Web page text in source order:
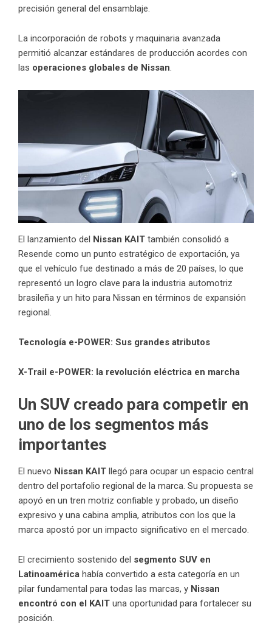
precisión general del ensamblaje.
La incorporación de robots y maquinaria avanzada
permitió alcanzar estándares de producción acordes con
las operaciones globales de Nissan
El lanzamiento del Nissan KAIT también consolidó a
Resende como un punto estratégico de exportación, ya
que el vehículo fue destinado a más de 20 países, lo que
representó un logro clave para la industria automotriz
brasileña y un hito para Nissan en términos de expansión
regional.
Tecnología e-POWER: Sus grandes atributos
X-Trail e-POWER: la revolución eléctrica en marcha
Un SUV creado para competir en
uno de los segmentos más
importantes
El nuevo Nissan KAIT llegó para ocupar un espacio central
dentro del portafolio regional de la marca. Su propuesta se
apoyó en un tren motriz confiable y probado, un diseño
expresivo y una cabina amplia, atributos con los que la
marca apostó por un impacto significativo en el mercado.
El crecimiento sostenido del segmento SUV en
Latinoamérica había convertido a esta categoría en un
pilar fundamental para todas las marcas, y Nissan
encontró con el KAIT una oportunidad para fortalecer su
posición.